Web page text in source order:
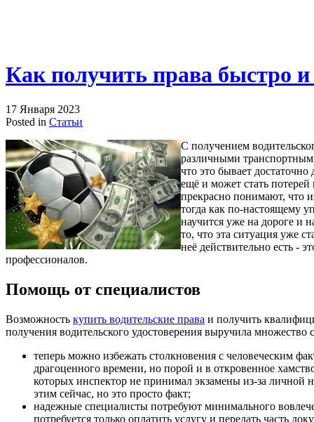
Как получить права быстро и
17 Января 2023
Posted in Статьи
С получением
различными
что это бывает
ещё и может стать
прекрасно понимают, что
тогда как по-настоящему
научится уже на дороге и
то, что эта ситуация уже
неё действительно есть -
профессионалов.
Помощь от специалистов
Возможность купить водительские права и получить
получения водительского удостоверения выручила
теперь можно избежать столкновения с человеческим
драгоценного времени, но порой и в откровенное
которых инспектор не принимал экзамены из-за личной
этим сейчас, но это просто факт;
надежные специалисты потребуют минимального
потребуется только оплатить услугу и передать часть